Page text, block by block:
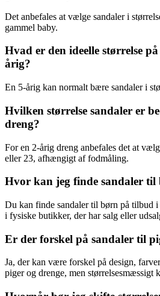
Det anbefales at vælge sandaler i
gammel baby.
Hvad er den ideelle størrelse
årig?
En 5-årig kan normalt bære sandaler i
Hvilken størrelse sandaler er
dreng?
For en 2-årig dreng anbefales det at
eller 23, afhængigt af fodmåling.
Hvor kan jeg finde sandaler
Du kan finde sandaler til børn på tilbud
i fysiske butikker, der har salg eller
Er der forskel på sandaler til
Ja, der kan være forskel på design,
piger og drenge, men størrelsesmæssigt